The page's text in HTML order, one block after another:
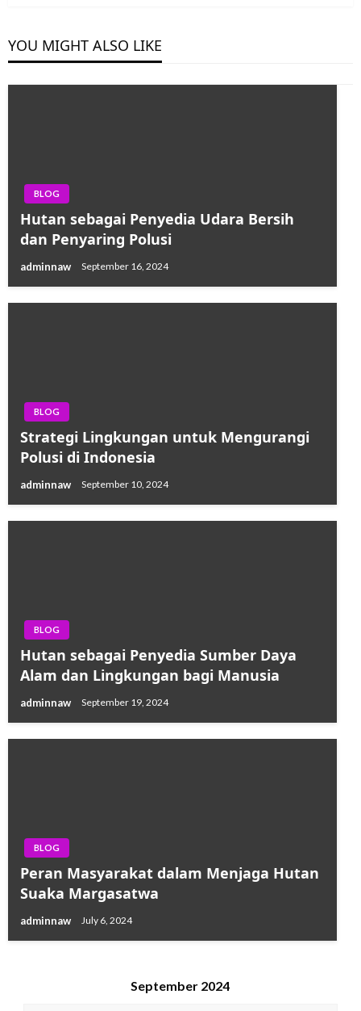
YOU MIGHT ALSO LIKE
BLOG
Hutan sebagai Penyedia Udara Bersih
dan Penyaring Polusi
adminnaw September 16, 2024
BLOG
Strategi Lingkungan untuk Mengurangi
Polusi di Indonesia
adminnaw September 10, 2024
BLOG
Hutan sebagai Penyedia Sumber Daya
Alam dan Lingkungan bagi Manusia
adminnaw September 19, 2024
BLOG
Peran Masyarakat dalam Menjaga Hutan
Suaka Margasatwa
adminnaw July 6, 2024
September 2024